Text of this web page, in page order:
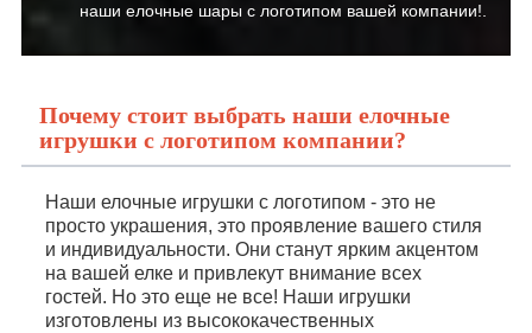
наши елочные шары с логотипом вашей компании!.
Почему стоит выбрать наши елочные
игрушки с логотипом компании?
Наши елочные игрушки с логотипом - это не
просто украшения, это проявление вашего стиля
и индивидуальности. Они станут ярким акцентом
на вашей елке и привлекут внимание всех
гостей. Но это еще не все! Наши игрушки
изготовлены из высококачественных